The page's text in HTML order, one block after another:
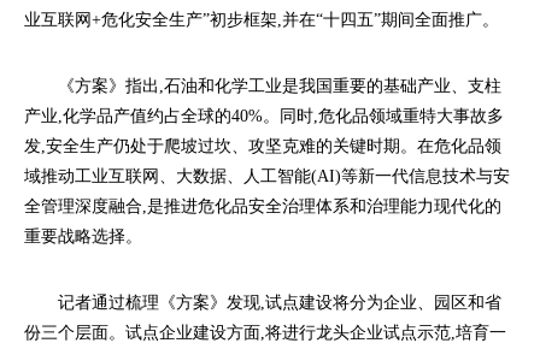
业互联网+危化安全生产”初步框架,并在“十四五”期间全面推广。
《方案》指出,石油和化学工业是我国重要的基础产业、支柱
产业,化学品产值约占全球的40%。同时,危化品领域重特大事故多
发,安全生产仍处于爬坡过坎、攻坚克难的关键时期。在危化品领
域推动工业互联网、大数据、人工智能(AI)等新一代信息技术与安
全管理深度融合,是推进危化品安全治理体系和治理能力现代化的
重要战略选择。
记者通过梳理《方案》发现,试点建设将分为企业、园区和省
份三个层面。试点企业建设方面,将进行龙头企业试点示范,培育一